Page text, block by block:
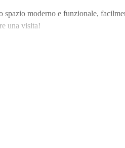
moderno e funzionale,
una visita!